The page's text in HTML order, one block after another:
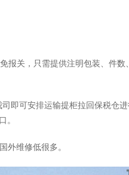
报关，只需提供注明包装、件
即可安排运输提柜拉回保税仓
。
外维修低很多。